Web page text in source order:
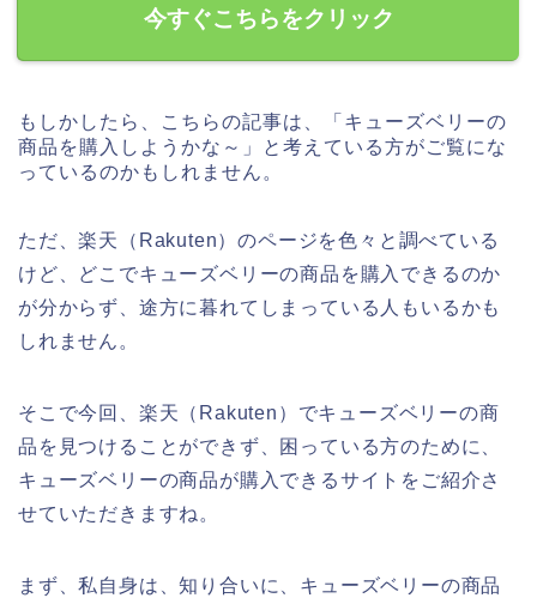
今すぐこちらをクリック
もしかしたら、こちらの記事は、「キューズベリーの
商品を購入しようかな～」と考えている方がご覧にな
っているのかもしれません。
ただ、楽天（Rakuten）のページを色々と調べている
けど、どこでキューズベリーの商品を購入できるのか
が分からず、途方に暮れてしまっている人もいるかも
しれません。
そこで今回、楽天（Rakuten）でキューズベリーの商
品を見つけることができず、困っている方のために、
キューズベリーの商品が購入できるサイトをご紹介さ
せていただきますね。
まず、私自身は、知り合いに、キューズベリーの商品